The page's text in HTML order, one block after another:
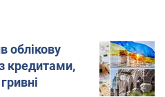
облікову
кредитами,